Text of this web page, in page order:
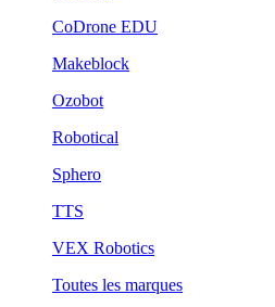
CoDrone EDU
Makeblock
Ozobot
Robotical
Sphero
TTS
VEX Robotics
Toutes les marques